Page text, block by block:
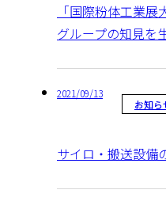
「国際粉体工業
グループの知見を
2021/09/13
お知ら
サイロ・搬送設備